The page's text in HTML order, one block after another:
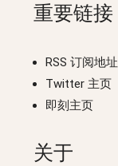
重要链接
RSS 订阅地址
Twitter 主页
即刻主页
关于